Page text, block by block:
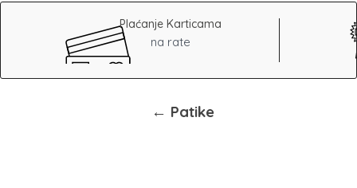
Plaćanje Karticama
na rate
← Patike